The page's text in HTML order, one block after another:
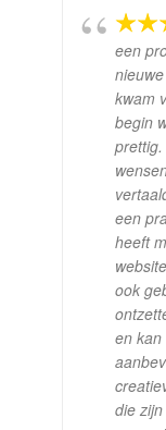
een
kwam
begin
een
heeft
ook
en
die